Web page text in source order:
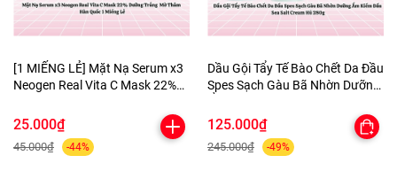
[1 MIẾNG LẺ] Mặt Nạ Serum x3
Neogen Real Vita C Mask 22%
Quốc
25.000₫
45.000₫ -44%
Dầu Gội Tẩy Tế Bào Chết Da Đầu
Spes Sạch Gàu Bã Nhờn Dưỡng
Hũ 280g
125.000₫
245.000₫ -49%